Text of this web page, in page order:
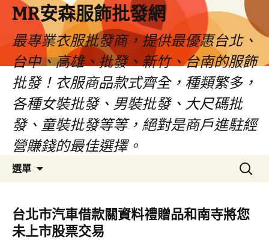
MR安森服飾批發網
最專業衣服批發商，提供最優惠台北、
台中、高雄、批發、新竹、台南的服飾
批發！衣服商品款式齊全，種類繁多，
各種女裝批發、男裝批發、大尺碼批
發、童裝批發等等，絕對是商戶進駐經
營賺錢的最佳選擇。
選單
容
區
搜
尋
鍵
字:
台北市汽車借款關資料禮贈品和南寺將您
未上市股票交易